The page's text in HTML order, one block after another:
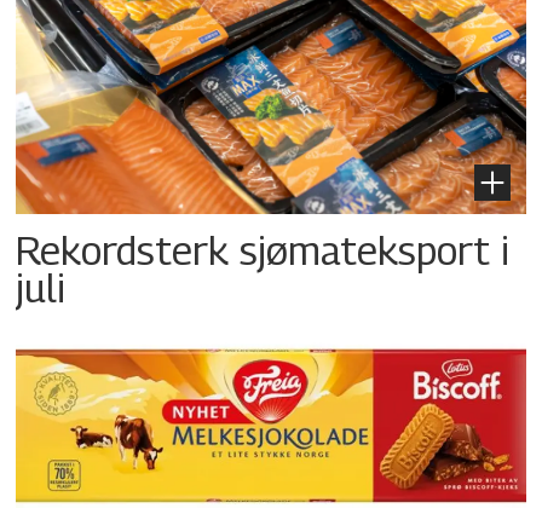
Rekordsterk sjømateksport i
juli